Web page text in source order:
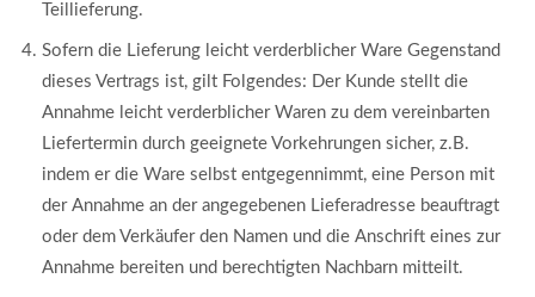
Teillieferung.
Sofern die Lieferung leicht verderblicher Ware Gegenstand
dieses Vertrags ist, gilt Folgendes: Der Kunde stellt die
Annahme leicht verderblicher Waren zu dem vereinbarten
Liefertermin durch geeignete Vorkehrungen sicher, z.B.
indem er die Ware selbst entgegennimmt, eine Person mit
der Annahme an der angegebenen Lieferadresse beauftragt
oder dem Verkäufer den Namen und die Anschrift eines zur
Annahme bereiten und berechtigten Nachbarn mitteilt.